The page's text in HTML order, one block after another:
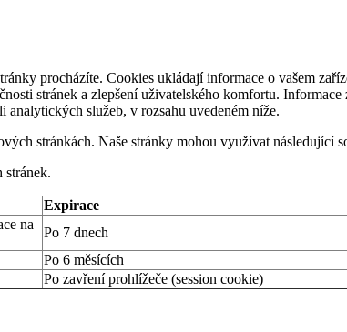
procházíte. Cookies ukládají informace o vašem
stránek a zlepšení uživatelského komfortu. Informace
analytických služeb, v rozsahu uvedeném níže.
stránkách. Naše stránky mohou využívat následující
stránek.
Expirace
na
Po 7 dnech
Po 6 měsících
Po zavření prohlížeče (session cookie)